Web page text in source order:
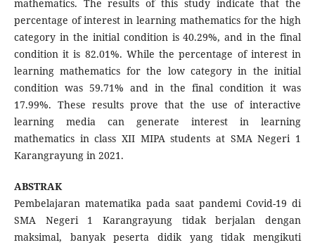
mathematics. The results of this study indicate that the
percentage of interest in learning mathematics for the high
category in the initial condition is 40.29%, and in the final
condition it is 82.01%. While the percentage of interest in
learning mathematics for the low category in the initial
condition was 59.71% and in the final condition it was
17.99%. These results prove that the use of interactive
learning media can generate interest in learning
mathematics in class XII MIPA students at SMA Negeri 1
Karangrayung in 2021.
ABSTRAK
Pembelajaran matematika pada saat pandemi Covid-19 di
SMA Negeri 1 Karangrayung tidak berjalan dengan
maksimal, banyak peserta didik yang tidak mengikuti